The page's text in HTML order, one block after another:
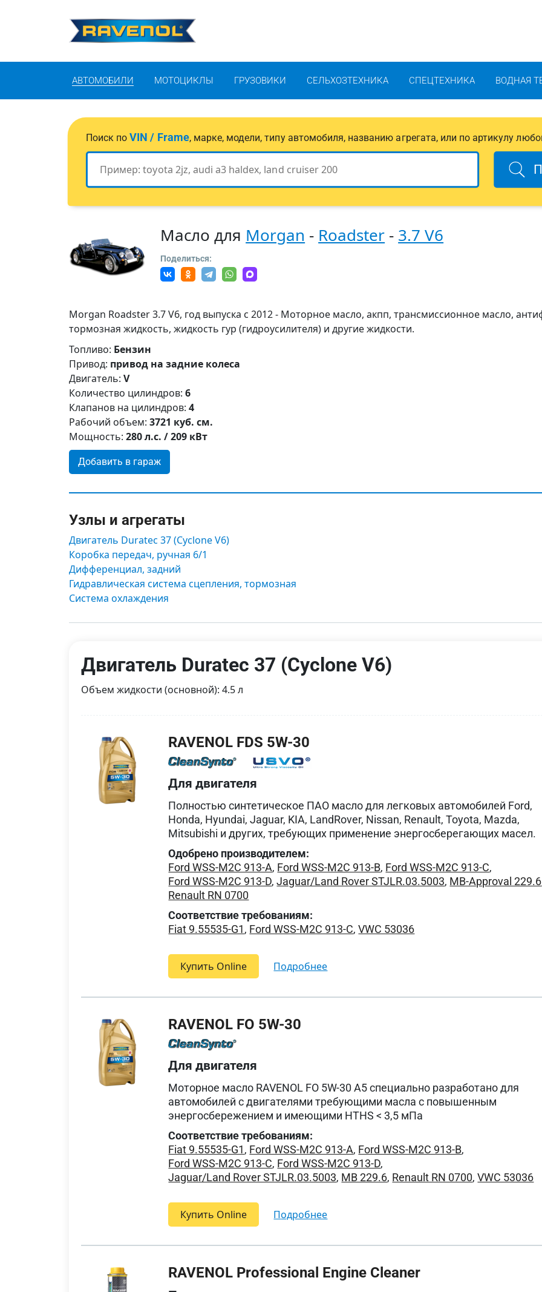
АВТОМОБИЛИ МОТОЦИКЛЫ ГРУЗОВИКИ СЕЛЬХОЗТЕХНИКА СПЕЦТЕХНИКА ВОДНАЯ
Поиск поVIN / Frame, марке, модели, типу автомобиля, названию агрегата, или по артикулу
Масло для Morgan - Roadster - 3.7 V6
Поделиться:
Morgan Roadster 3.7 V6, год выпуска с 2012 - Моторное масло, акпп, трансмиссионное масло,
тормозная жидкость, жидкость гур (гидроусилителя) и другие жидкости.
Топливо: Бензин
Привод: привод на задние колеса
Двигатель: V
Количество цилиндров: 6
Клапанов на цилиндров: 4
Рабочий объем: 3721 куб. см.
Мощность: 280 л.с. / 209 кВт
Добавить в гараж
Узлы и агрегаты
Двигатель Duratec 37 (Cyclone V6)
Коробка передач, ручная 6/1
Дифференциал, задний
Гидравлическая система сцепления, тормозная
Система охлаждения
Двигатель Duratec 37 (Cyclone V6)
Объем жидкости (основной): 4.5 л
RAVENOL FDS 5W-30
Для двигателя
Полностью синтетическое ПАО масло для легковых автомобилей Ford,
Honda, Hyundai, Jaguar, KIA, LandRover, Nissan, Renault, Toyota, Mazda,
Mitsubishi и других, требующих применение энергосберегающих масел.
Одобрено производителем:
Ford WSS-M2C 913-A, Ford WSS-M2C 913-B, Ford WSS-M2C 913-C,
Ford WSS-M2C 913-D,Jaguar/Land Rover STJLR.03.5003, MB-Approval 229.6
Renault RN 0700
Соответствие требованиям:
Fiat 9.55535-G1, Ford WSS-M2C 913-C,VWC 53036
Купить Online подробнее
RAVENOL FO 5W-30
Для двигателя
Моторное масло RAVENOL FO 5W-30 A5 специально разработано для
автомобилей с двигателями требующими масла с повышенным
энергосбережением и имеющими HTHS < 3,5 мПа
Соответствие требованиям:
Fiat 9.55535-G1, Ford WSS-M2C 913-A, Ford WSS-M2C 913-B,
Ford WSS-M2C 913-C, Ford WSS-M2C 913-D,
Jaguar/Land Rover STJLR.03.5003, MB 229.6, Renault RN 0700,VWC 53036
Купить Online подробнее
RAVENOL Professional Engine Cleaner